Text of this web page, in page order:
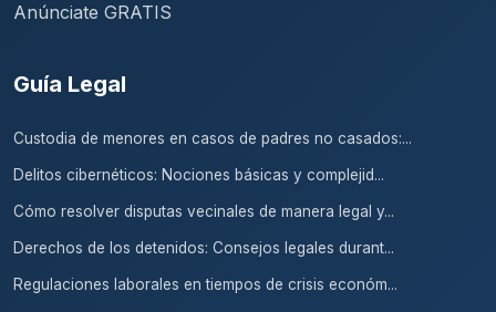
Anúnciate GRATIS
Guía Legal
Custodia de menores en casos de padres no casados:...
Delitos cibernéticos: Nociones básicas y complejid...
Cómo resolver disputas vecinales de manera legal y...
Derechos de los detenidos: Consejos legales durant...
Regulaciones laborales en tiempos de crisis económ...